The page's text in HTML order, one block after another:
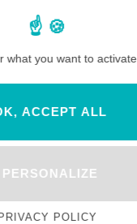
what you want to activate
ACCEPT ALL
PERSONALIZE
POLICY